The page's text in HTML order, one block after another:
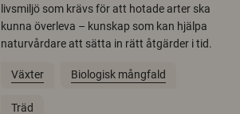
livsmiljö som krävs för att hotade arter ska
kunna överleva – kunskap som kan hjälpa
naturvårdare att sätta in rätt åtgärder i tid.
Växter Biologisk mångfald
Träd